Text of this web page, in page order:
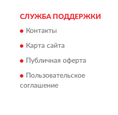
СЛУЖБА ПОДДЕРЖКИ
Контакты
Карта сайта
Публичная оферта
Пользовательское
соглашение